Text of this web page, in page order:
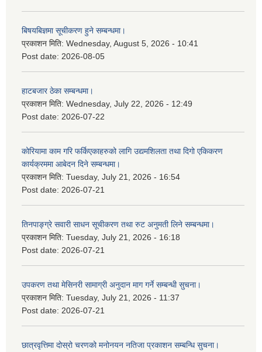
बिषयबिज्ञमा सूचीकरण हुने सम्बन्धमा।
प्रकाशन मिति: Wednesday, August 5, 2026 - 10:41
Post date: 2026-08-05
हाटबजार ठेका सम्बन्धमा।
प्रकाशन मिति: Wednesday, July 22, 2026 - 12:49
Post date: 2026-07-22
कोरियामा काम गरि फर्किएकाहरुको लागि उद्यमशिलता तथा दिगो एकिकरण
कार्यक्रममा आबेदन दिने सम्बन्धमा।
प्रकाशन मिति: Tuesday, July 21, 2026 - 16:54
Post date: 2026-07-21
तिनपाङ्ग्रे सवारी साधन सूचीकरण तथा रुट अनुमती लिने सम्बन्धमा।
प्रकाशन मिति: Tuesday, July 21, 2026 - 16:18
Post date: 2026-07-21
उपकरण तथा मेसिनरी सामाग्री अनुदान माग गर्ने सम्बन्धी सुचना।
प्रकाशन मिति: Tuesday, July 21, 2026 - 11:37
Post date: 2026-07-21
छात्रवृत्तिमा दोस्रो चरणको मनोनयन नतिजा प्रकाशन सम्बन्धि सुचना।